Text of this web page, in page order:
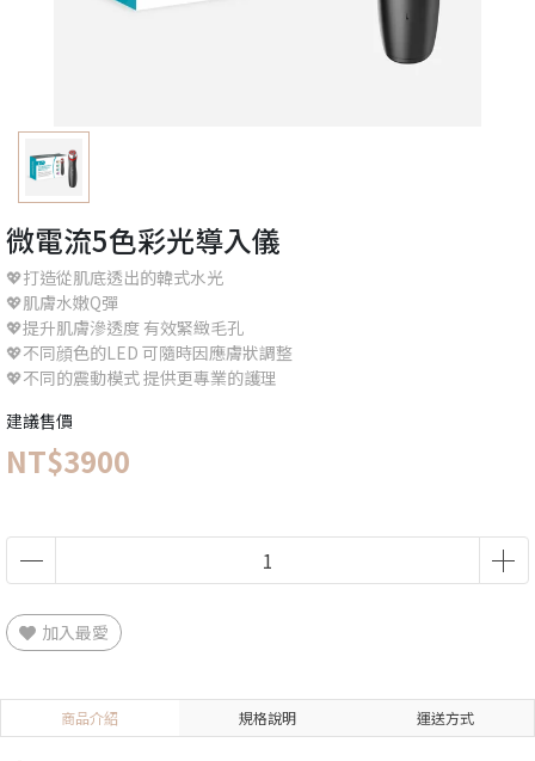
微電流5色彩光導入儀
💖打造從肌底透出的韓式水光
💖肌膚水嫩Q彈
💖提升肌膚滲透度 有效緊緻毛孔
💖不同顔色的LED 可隨時因應膚狀調整
💖不同的震動模式 提供更專業的護理
建議售價
NT$3900
加入最愛
商品介紹 規格說明 運送方式